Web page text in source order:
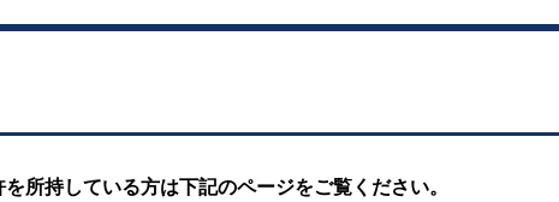
所持している方は下記のページをご覧ください。